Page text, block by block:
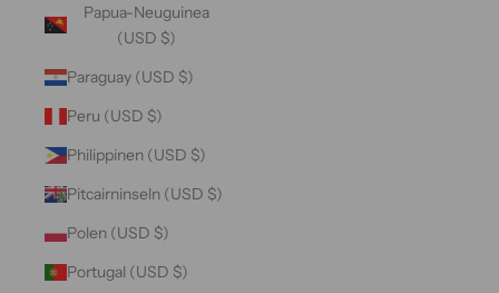
Papua-Neuguinea
(USD $)
Paraguay (USD $)
Peru (USD $)
Philippinen (USD $)
Pitcairninseln (USD $)
Polen (USD $)
Portugal (USD $)